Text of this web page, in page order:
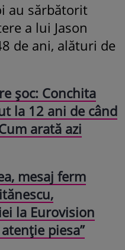
au sărbătorit
a lui Jason
de ani, alături de
șoc: Conchita
la 12 ani de când
arată azi
mesaj ferm
la Eurovision
piesa”